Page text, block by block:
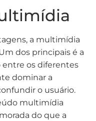
a multimídia
dos principais é a
os diferentes
dominar a
o usuário.
multimídia
do que a